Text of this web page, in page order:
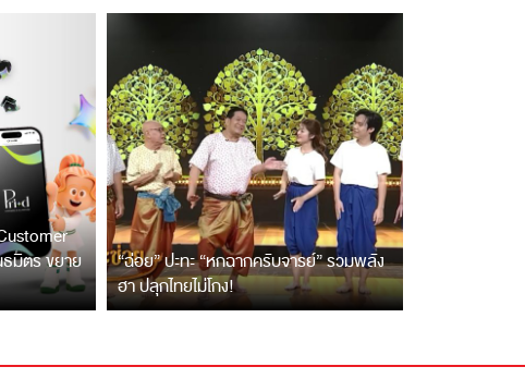
มิตร ขยาย
“ฉ่อย” ปะทะ “หกฉากครับจารย์” รวมพลัง
ฮา ปลุกไทยไม่โกง!